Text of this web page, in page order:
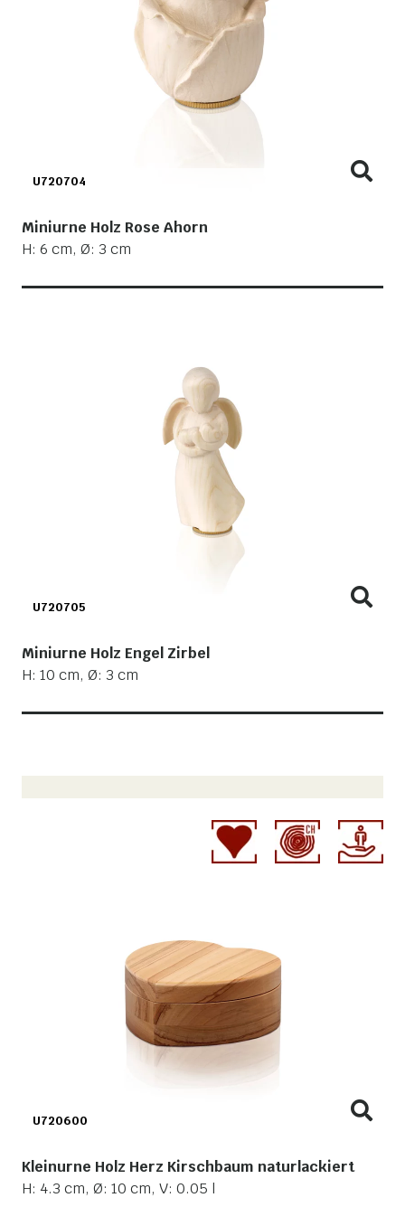
U720704
Miniurne Holz Rose Ahorn
H: 6 cm, Ø: 3 cm
U720705
Miniurne Holz Engel Zirbel
H: 10 cm, Ø: 3 cm
U720600
Kleinurne Holz Herz Kirschbaum naturlackiert
H: 4.3 cm, Ø: 10 cm, V: 0.05 l